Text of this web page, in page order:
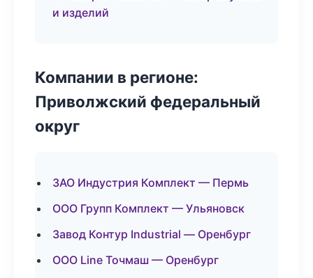
и изделий
Компании в регионе:
Приволжский федеральный
округ
ЗАО Индустрия Комплект — Пермь
ООО Групп Комплект — Ульяновск
Завод Контур Industrial — Оренбург
ООО Line Точмаш — Оренбург